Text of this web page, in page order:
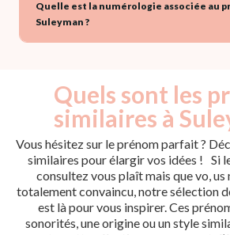
Quelle est la numérologie associée au
Suleyman ?
Quels sont les
similaires à
Vous hésitez sur le prénom parfait ?
similaires pour élargir vos idées ! Si
consultez vous plaît mais que vo, us
totalement convaincu, notre sélection
est là pour vous inspirer. Ces
sonorités, une origine ou un style